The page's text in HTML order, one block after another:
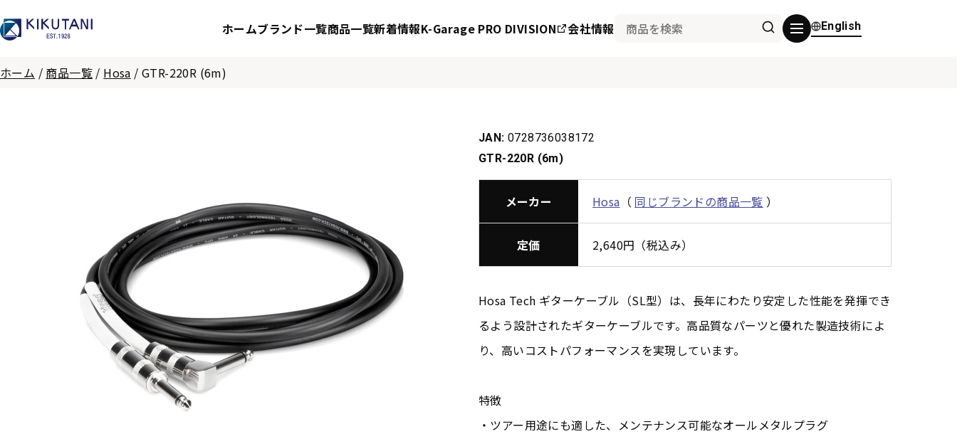
ホームブランド一覧商品一覧新着情報K-Garage PRO DIVISION 会社情報 English
ホーム / 商品一覧 / Hosa /GTR-220R (6m)
JAN: 0728736038172
GTR-220R (6m)
メーカー Hosa （ 同じブランドの商品一覧 ）
定価 2,640円（税込み）
Hosa Tech ギターケーブル（SL型）は、長年にわたり安定した性能を発揮でき
るよう設計されたギターケーブルです。高品質なパーツと優れた製造技術によ
り、高いコストパフォーマンスを実現しています。
特徴
・ツアー用途にも適した、メンテナンス可能なオールメタルプラグ